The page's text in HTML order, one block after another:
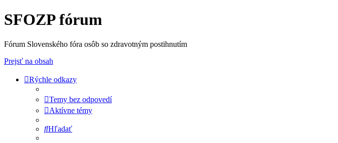
SFOZP fórum
Fórum Slovenského fóra osôb so zdravotným postihnutím
Prejsť na obsah
Rýchle odkazy
Temy bez odpovedí
Aktívne témy
Hľadať